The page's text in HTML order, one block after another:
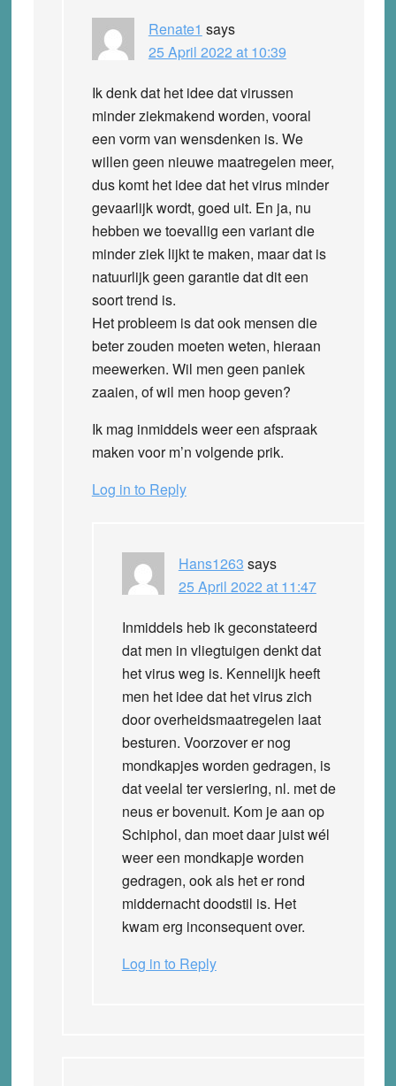
Renate1 says
25 April 2022 at 10:39
Ik denk dat het idee dat virussen
minder ziekmakend worden, vooral
een vorm van wensdenken is. We
willen geen nieuwe maatregelen meer,
dus komt het idee dat het virus minder
gevaarlijk wordt, goed uit. En ja, nu
hebben we toevallig een variant die
minder ziek lijkt te maken, maar dat is
natuurlijk geen garantie dat dit een
soort trend is.
Het probleem is dat ook mensen die
beter zouden moeten weten, hieraan
meewerken. Wil men geen paniek
zaaien, of wil men hoop geven?
Ik mag inmiddels weer een afspraak
maken voor m’n volgende prik.
Log in to Reply
Hans1263 says
25 April 2022 at 11:47
Inmiddels heb ik geconstateerd
dat men in vliegtuigen denkt dat
het virus weg is. Kennelijk heeft
men het idee dat het virus zich
door overheidsmaatregelen laat
besturen. Voorzover er nog
mondkapjes worden gedragen, is
dat veelal ter versiering, nl. met de
neus er bovenuit. Kom je aan op
Schiphol, dan moet daar juist wél
weer een mondkapje worden
gedragen, ook als het er rond
middernacht doodstil is. Het
kwam erg inconsequent over.
Log in to Reply